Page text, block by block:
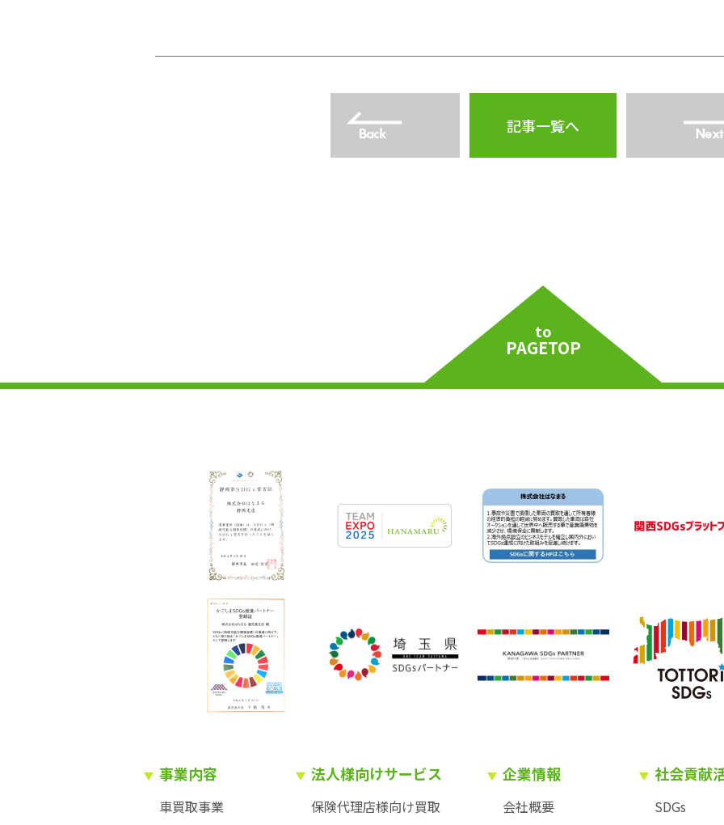
Back 記事一覧へ Next
to
PAGETOP
事業内容
車買取事業
法人様向けサービス
保険代理店様向け買取
企業情報
会社概要
社会貢献
SDGs